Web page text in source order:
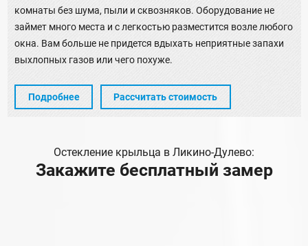
комнаты без шума, пыли и сквозняков. Оборудование не
займет много места и с легкостью разместится возле любого
окна. Вам больше не придется вдыхать неприятные запахи
выхлопных газов или чего похуже.
Подробнее Рассчитать стоимость
Остекление крыльца в Ликино-Дулево:
Закажите бесплатный замер